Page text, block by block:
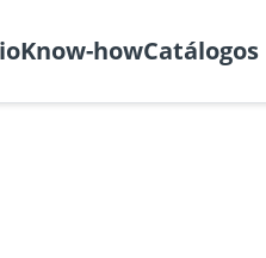
Know-howCatálogos